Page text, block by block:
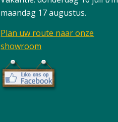
maandag 17 augustus.
Plan uw route naar onze
showroom